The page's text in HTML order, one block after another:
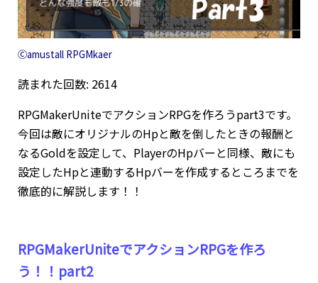
Ⓒamustall RPGMkaer
読まれた回数: 2614
RPGMakerUniteでアクションRPGを作ろうpart3です。
今回は敵にオリジナルのHpと敵を倒したときの報酬と
なるGoldを設定して、PlayerのHpバーと同様、敵にも
設定したHpと連動するHpバーを作成するところまでを
徹底的に解説します！！
RPGMakerUniteでアクションRPGを作ろ
う！！part2